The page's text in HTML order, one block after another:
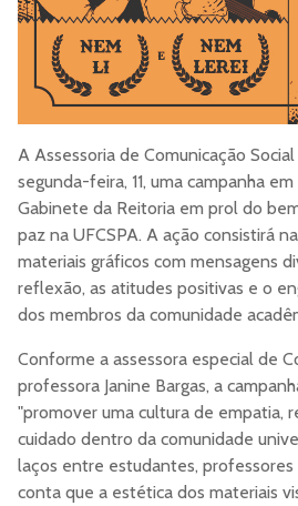
A Assessoria de Comunicação
segunda-feira, 11, uma campanha
Gabinete da Reitoria em prol do
paz na UFCSPA. A ação consistirá
materiais gráficos com mensagens
reflexão, as atitudes positivas e o
dos membros da comunidade
Conforme a assessora especial de
professora Janine Bargas, a
"promover uma cultura de empatia,
cuidado dentro da comunidade
laços entre estudantes, professores
conta que a estética dos materiais